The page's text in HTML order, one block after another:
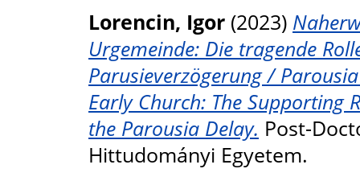
Lorencin, Igor (2023)
Urgemeinde: Die tragende
Parusieverzögerung /
Early Church: The Supporting
the Parousia Delay. Post-
Hittudományi Egyetem.